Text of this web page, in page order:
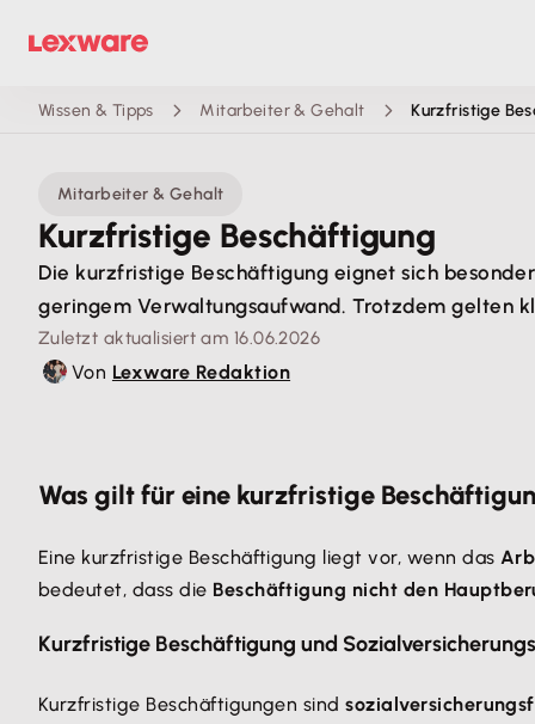
Wissen & Tipps Mitarbeiter & Gehalt Kurzfristige
Mitarbeiter & Gehalt
Kurzfristige Beschäftigung
Die kurzfristige Beschäftigung eignet sich
geringem Verwaltungsaufwand. Trotzdem gelten
Zuletzt aktualisiert am 16.06.2026
Von Lexware Redaktion
Was gilt für eine kurzfristige
Eine kurzfristige Beschäftigung liegt vor, wenn das
bedeutet, dass die Beschäftigung nicht den
Kurzfristige Beschäftigung und
Kurzfristige Beschäftigungen sind